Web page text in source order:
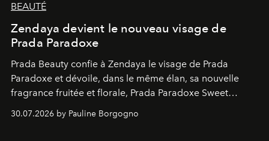
BEAUTÉ
Zendaya devient le nouveau visage de
Prada Paradoxe
Prada Beauty confie à Zendaya le visage de Prada
Paradoxe et dévoile, dans le même élan, sa nouvelle
fragrance fruitée et florale, Prada Paradoxe Sweet
Chemistry Eau de Parfum.
30.07.2026 by Pauline Borgogno